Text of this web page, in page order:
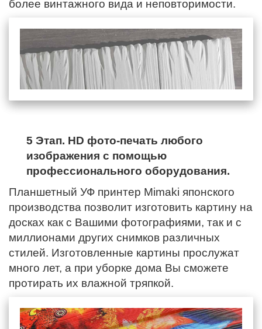
более винтажного вида и неповторимости.
5 Этап. HD фото-печать любого
изображения с помощью
профессионального оборудования.
Планшетный УФ принтер Mimaki японского
производства позволит изготовить картину на
досках как с Вашими фотографиями, так и с
миллионами других снимков различных
стилей. Изготовленные картины прослужат
много лет, а при уборке дома Вы сможете
протирать их влажной тряпкой.